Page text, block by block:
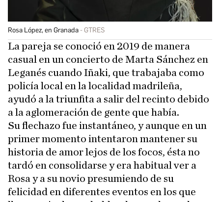
Rosa López, en Granada GTRES
La pareja se conoció en 2019 de manera
casual en un concierto de Marta Sánchez en
Leganés cuando Iñaki, que trabajaba como
policía local en la localidad madrileña,
ayudó a la triunfita a salir del recinto debido
a la aglomeración de gente que había.
Su flechazo fue instantáneo, y aunque en un
primer momento intentaron mantener su
historia de amor lejos de los focos, ésta no
tardó en consolidarse y era habitual ver a
Rosa y a su novio presumiendo de su
felicidad en diferentes eventos en los que